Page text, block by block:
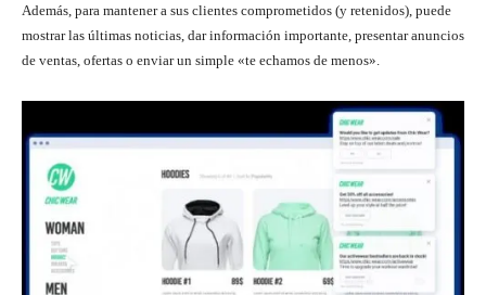
Además, para mantener a sus clientes comprometidos (y retenidos), puede
mostrar las últimas noticias, dar información importante, presentar anuncios
de ventas, ofertas o enviar un simple «te echamos de menos».